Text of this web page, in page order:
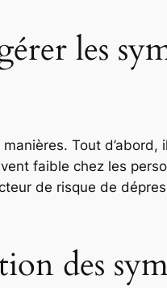
les
Tout d’abord,
faible chez les
de risque de
des